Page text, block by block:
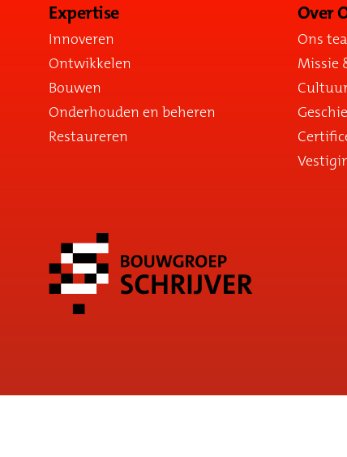
Expertise
Innoveren
Ontwikkelen
Bouwen
Onderhouden en beheren
Restaureren
Over
Ons
Missie